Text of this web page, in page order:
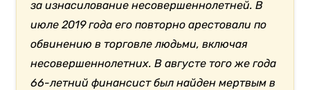
за изнасилование несовершеннолетней.В
июле 2019 года его повторно арестовали по
обвинению в торговле людьми, включая
несовершеннолетних. В августе того же года
66-летний финансист был найден мертвым в